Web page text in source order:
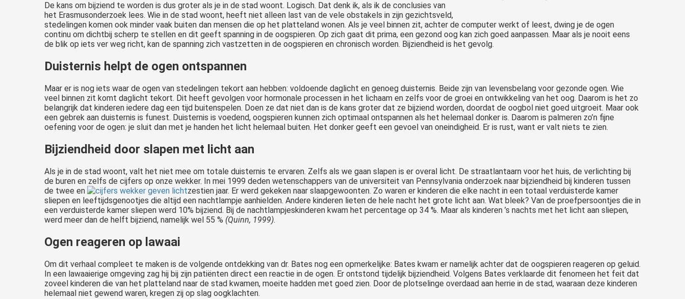
De kans om bijziend te worden is dus groter als je in de stad woont. Logisch. Dat denk ik, als ik de conclusies van
het Erasmusonderzoek lees. Wie in de stad woont, heeft niet alleen last van de vele obstakels in zijn gezichtsveld,
stedelingen komen ook minder vaak buiten dan mensen die op het platteland wonen. Als je veel binnen zit, achter de computer werkt of leest, dwing je de ogen
continu om dichtbij scherp te stellen en dit geeft spanning in de oogspieren. Op zich gaat dit prima, een gezond oog kan zich goed aanpassen. Maar als je nooit eens
de blik op iets ver weg richt, kan de spanning zich vastzetten in de oogspieren en chronisch worden. Bijziendheid is het gevolg.
Duisternis helpt de ogen ontspannen
Maar er is nog iets waar de ogen van stedelingen tekort aan hebben: voldoende daglicht en genoeg duisternis. Beide zijn van levensbelang voor gezonde ogen. Wie
veel binnen zit komt daglicht tekort. Dit heeft gevolgen voor hormonale processen in het lichaam en zelfs voor de groei en ontwikkeling van het oog. Daarom is het zo
belangrijk dat kinderen iedere dag een tijd buitenspelen. Doen ze dat niet dan is de kans groter dat ze bijziend worden, doordat de oogbol niet goed uitgroeit. Maar ook
een gebrek aan duisternis is funest. Duisternis is voedend, oogspieren kunnen zich optimaal ontspannen als het helemaal donker is. Daarom is palmeren zo’n fijne
oefening voor de ogen: je sluit dan met je handen het licht helemaal buiten. Het donker geeft een gevoel van oneindigheid. Er is rust, want er valt niets te zien.
Bijziendheid door slapen met licht aan
Als je in de stad woont, valt het niet mee om totale duisternis te ervaren. Zelfs als we gaan slapen is er overal licht. De straatlantaarn voor het huis, de verlichting bij
de buren en zelfs de cijfers op onze wekker. In mei 1999 deden wetenschappers van de universiteit van Pennsylvania onderzoek naar bijziendheid bij kinderen tussen
de twee en
zestien jaar. Er werd gekeken naar slaapgewoonten. Zo waren er kinderen die elke nacht in een totaal verduisterde kamer
sliepen en leeftijdsgenootjes die altijd een nachtlampje aanhielden. Andere kinderen lieten de hele nacht het grote licht aan. Wat bleek? Van de proefpersoontjes die in
een verduisterde kamer sliepen werd 10% bijziend. Bij de nachtlampjeskinderen kwam het percentage op 34 %. Maar als kinderen ’s nachts met het licht aan sliepen,
werd meer dan de helft bijziend, namelijk wel 55 % (Quinn, 1999).
Ogen reageren op lawaai
Om dit verhaal compleet te maken is de volgende ontdekking van dr. Bates nog een opmerkelijke: Bates kwam er namelijk achter dat de oogspieren reageren op geluid.
In een lawaaierige omgeving zag hij bij zijn patiënten direct een reactie in de ogen. Er ontstond tijdelijk bijziendheid. Volgens Bates verklaarde dit fenomeen het feit dat
zoveel kinderen die van het platteland naar de stad kwamen, moeite hadden met goed zien. Door de plotselinge overdaad aan herrie in de stad, waaraan deze kinderen
helemaal niet gewend waren, kregen zij op slag oogklachten.